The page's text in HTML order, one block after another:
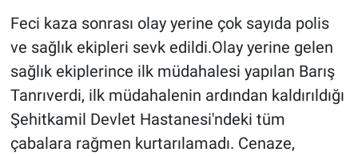
Feci kaza sonrası olay yerine çok sayıda polis
ve sağlık ekipleri sevk edildi.Olay yerine gelen
sağlık ekiplerince ilk müdahalesi yapılan Barış
Tanrıverdi, ilk müdahalenin ardından kaldırıldığı
Şehitkamil Devlet Hastanesi'ndeki tüm
çabalara rağmen kurtarılamadı. Cenaze,